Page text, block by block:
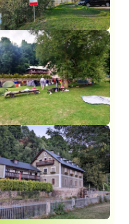
ab 2026-08-12 |Koupaliště
für 2 Personen+ PKW
ab 2026-08-11 |Kemp Na
pro stan + 4 osoby (2+2) +
přípojka + auto1 místo u
dospělí, 2 děti, elektrická
auto